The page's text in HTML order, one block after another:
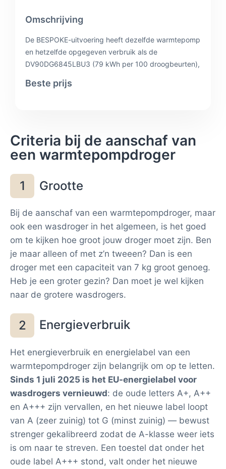
Omschrijving
De BESPOKE-uitvoering heeft dezelfde warmtepomp
en hetzelfde opgegeven verbruik als de
DV90DG6845LBU3 (79 kWh per 100 droogbeurten),
als de droger in of naast de woonkamer staat. Ook
Beste prijs
Criteria bij de aanschaf van
een warmtepompdroger
1 Grootte
Bij de aanschaf van een warmtepompdroger, maar
ook een wasdroger in het algemeen, is het goed
om te kijken hoe groot jouw droger moet zijn. Ben
je maar alleen of met z’n tweeen? Dan is een
droger met een capaciteit van 7 kg groot genoeg.
Heb je een groter gezin? Dan moet je wel kijken
naar de grotere wasdrogers.
2 Energieverbruik
Het energieverbruik en energielabel van een
warmtepompdroger zijn belangrijk om op te letten.
Sinds 1 juli 2025 is het EU-energielabel voor
wasdrogers vernieuwd: de oude letters A+, A++
en A+++ zijn vervallen, en het nieuwe label loopt
van A (zeer zuinig) tot G (minst zuinig) — bewust
strenger gekalibreerd zodat de A-klasse weer iets
is om naar te streven. Een toestel dat onder het
oude label A+++ stond, valt onder het nieuwe